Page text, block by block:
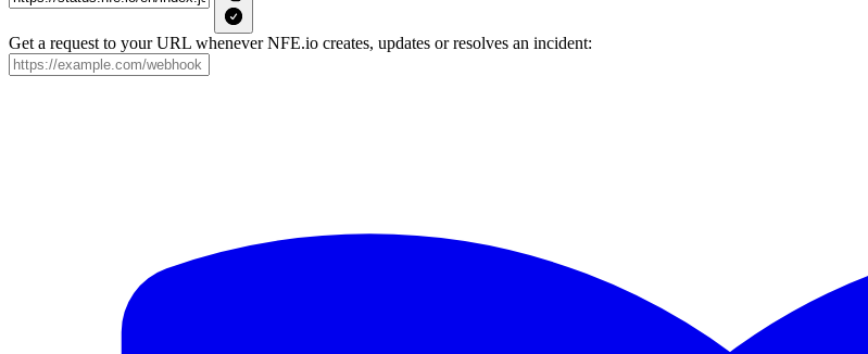
Get a request to your URL whenever NFE.io creates, updates or resolves an incident: